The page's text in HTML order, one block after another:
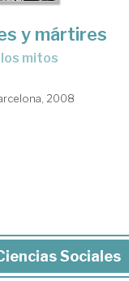
y mártires
los mitos
2008
Sociales